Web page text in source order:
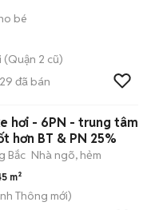
bé
(Quận 2 cũ)
29 đã bán
hơi - 6PN - trung tâm
hơn BT & PN 25%
Bắc Nhà ngõ, hẻm
m²
Thông mới)